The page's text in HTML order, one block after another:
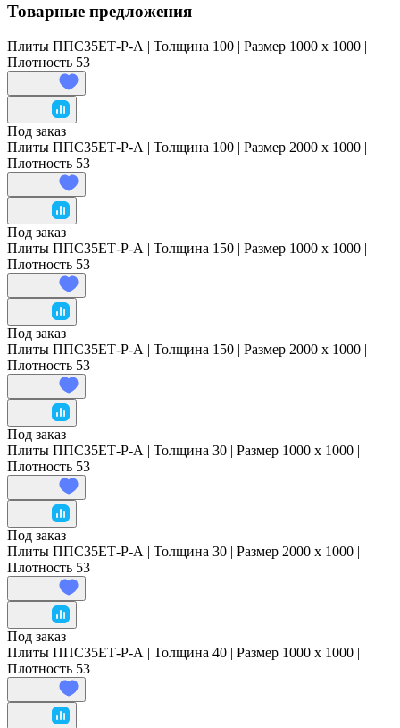
Товарные предложения
Плиты ППС35ЕТ-Р-А | Толщина 100 | Размер 1000 x 1000 |
Плотность 53
Под заказ
Плиты ППС35ЕТ-Р-А | Толщина 100 | Размер 2000 x 1000 |
Плотность 53
Под заказ
Плиты ППС35ЕТ-Р-А | Толщина 150 | Размер 1000 x 1000 |
Плотность 53
Под заказ
Плиты ППС35ЕТ-Р-А | Толщина 150 | Размер 2000 x 1000 |
Плотность 53
Под заказ
Плиты ППС35ЕТ-Р-А | Толщина 30 | Размер 1000 x 1000 |
Плотность 53
Под заказ
Плиты ППС35ЕТ-Р-А | Толщина 30 | Размер 2000 x 1000 |
Плотность 53
Под заказ
Плиты ППС35ЕТ-Р-А | Толщина 40 | Размер 1000 x 1000 |
Плотность 53